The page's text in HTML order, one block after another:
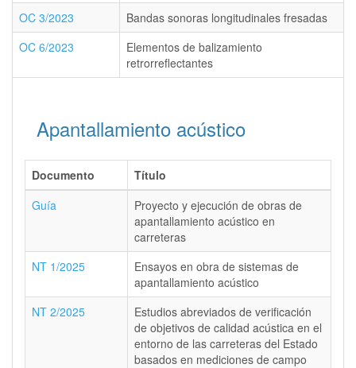
OC 3/2023
Bandas sonoras longitudinales fresadas
OC 6/2023
Elementos de balizamiento
retrorreflectantes
Apantallamiento acústico
Documento
Título
Guía
Proyecto y ejecución de obras de
apantallamiento acústico en
carreteras
NT 1/2025
Ensayos en obra de sistemas de
apantallamiento acústico
NT 2/2025
Estudios abreviados de verificación
de objetivos de calidad acústica en el
entorno de las carreteras del Estado
basados en mediciones de campo